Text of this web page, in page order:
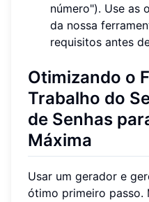
número"). Use as
da nossa
requisitos antes
Otimizando o
Trabalho do
de Senhas
Máxima
Usar um gerador e
ótimo primeiro